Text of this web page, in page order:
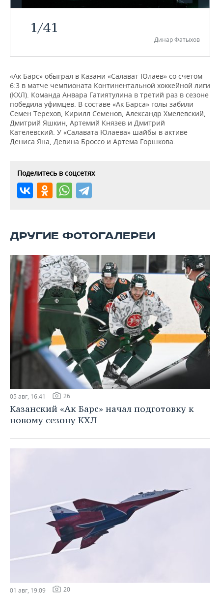
НЕФТЬ
ЭНЕРГЕТИКА
ТЕЛЕКОММУНИКАЦИИ
БИЗНЕС-БРАНЧИ
ONLINE-КОНФЕРЕНЦИИ
ОТКРЫТАЯ ЛЕКЦИЯ
ФУТБОЛ
ХОККЕЙ
БАСКЕТБОЛ
КИБЕРСПОРТ
ФИГУРНОЕ КАТАНИЕ
НОВОСТИ ОБЩЕСТВА
ВЛАСТЬ
ИНФРАСТРУКТУРА
КУЛЬТУРА
МЕДИЦИНА
ФОТОГАЛЕРЕЯ
СЮЖЕТЫ
СПРАВОЧНИК
СПИСОК КОМПАНИЙ
1/41
Динар Фатыхов
«Ак Барс» обыграл в Казани «Салават Юлаев» со счетом
6:3 в матче чемпионата Континентальной хоккейной лиги
(КХЛ). Команда Анвара Гатиятулина в третий раз в сезоне
победила уфимцев. В составе «Ак Барса» голы забили
Семен Терехов, Кирилл Семенов, Александр Хмелевский,
Дмитрий Яшкин, Артемий Князев и Дмитрий
Кателевский. У «Салавата Юлаева» шайбы в активе
Дениса Яна, Девина Броссо и Артема Горшкова.
Поделитесь в соцсетях
ДРУГИЕ ФОТОГАЛЕРЕИ
05 авг, 16:41 26
Казанский «Ак Барс» начал подготовку к
новому сезону КХЛ
01 авг, 19:09 20